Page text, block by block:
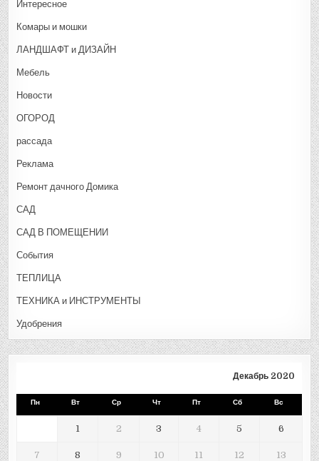
Интересное
Комары и мошки
ЛАНДШАФТ и ДИЗАЙН
Мебель
Новости
ОГОРОД
рассада
Реклама
Ремонт дачного Домика
САД
САД В ПОМЕЩЕНИИ
События
ТЕПЛИЦА
ТЕХНИКА и ИНСТРУМЕНТЫ
Удобрения
Декабрь 2020
Пн Вт Ср Чт Пт Сб Вс
1 2 3 4 5 6
7 8 9 10 11 12 13